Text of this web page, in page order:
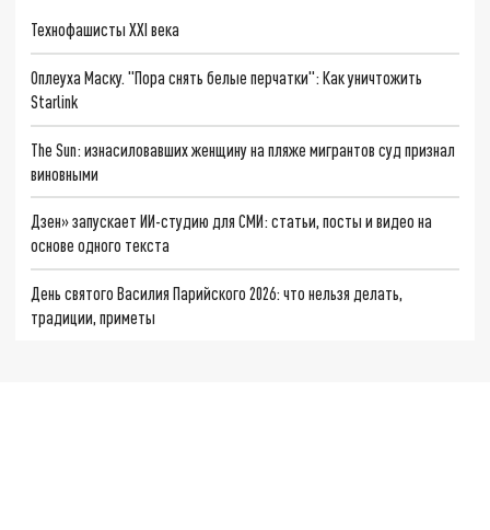
Технофашисты XXI века
Оплеуха Маску. "Пора снять белые перчатки": Как уничтожить
Starlink
The Sun: изнасиловавших женщину на пляже мигрантов суд признал
виновными
Дзен» запускает ИИ-студию для СМИ: статьи, посты и видео на
основе одного текста
День святого Василия Парийского 2026: что нельзя делать,
традиции, приметы